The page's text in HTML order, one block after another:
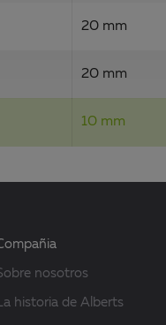
20 mm
20 mm
10 mm
nosotros
historia de Alberts